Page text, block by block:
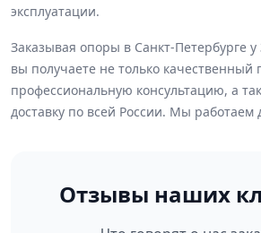
эксплуатации.
Заказывая опоры в Санкт-Петербурге
вы получаете не только качественный
профессиональную консультацию, а
доставку по всей России. Мы работаем
Отзывы наших